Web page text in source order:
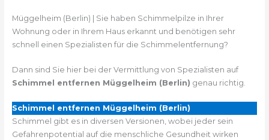
Müggelheim (Berlin) | Sie haben Schimmelpilze in Ihrer
Wohnung oder in Ihrem Haus erkannt und benötigen sehr
schnell einen Spezialisten für die Schimmelentfernung?
Dann sind Sie hier bei der Vermittlung von Spezialisten auf
Schimmel entfernen Müggelheim (Berlin) genau richtig.
Schimmel entfernen Müggelheim (Berlin)
Schimmel gibt es in diversen Versionen, wobei jeder sein
Gefahrenpotential auf die menschliche Gesundheit wirken